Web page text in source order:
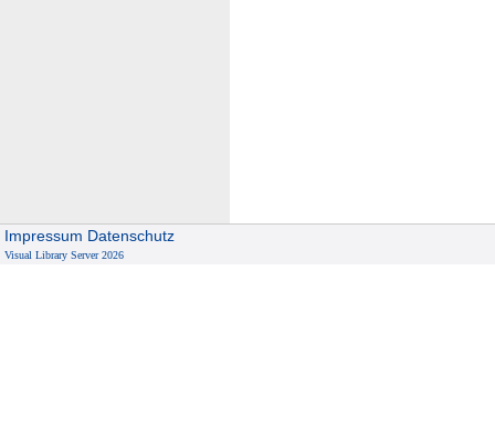
Impressum Datenschutz
Visual Library Server 2026